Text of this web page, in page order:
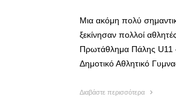
Μια ακόμη πολύ
ξεκίνησαν πολλοί
Πρωτάθλημα Πάλης U11
Δημοτικό Αθλητικό
Διαβάστε περισσότερα